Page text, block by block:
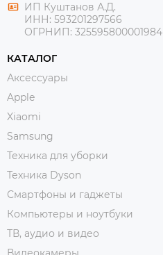
ИП Куштанов А.Д.
ИНН: 593201297566
ОГРНИП: 325595800001984
КАТАЛОГ
Аксессуары
Apple
Xiaomi
Samsung
Техника для уборки
Техника Dyson
Смартфоны и гаджеты
Компьютеры и ноутбуки
ТВ, аудио и видео